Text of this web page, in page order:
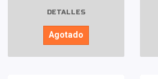
DETALLES
Agotado